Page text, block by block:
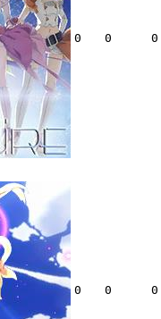
0 0 0
0 0 0